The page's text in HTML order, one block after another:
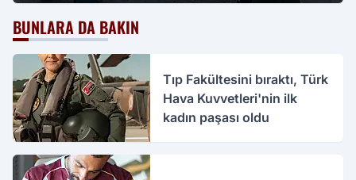
BUNLARA DA BAKIN
Tıp Fakültesini bıraktı, Türk
Hava Kuvvetleri'nin ilk
kadın paşası oldu